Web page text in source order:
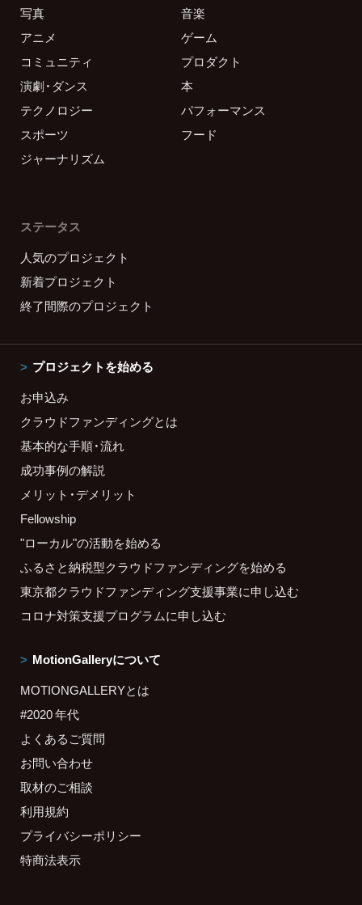
写真
音楽
アニメ
ゲーム
コミュニティ
プロダクト
演劇・ダンス
本
テクノロジー
パフォーマンス
スポーツ
フード
ジャーナリズム
ステータス
人気のプロジェクト
新着プロジェクト
終了間際のプロジェクト
プロジェクトを始める
お申込み
クラウドファンディングとは
基本的な手順・流れ
成功事例の解説
メリット・デメリット
Fellowship
"ローカル"の活動を始める
ふるさと納税型クラウドファンディングを始める
東京都クラウドファンディング支援事業に申し込む
コロナ対策支援プログラムに申し込む
MotionGalleryについて
MOTIONGALLERYとは
#2020 年代
よくあるご質問
お問い合わせ
取材のご相談
利用規約
プライバシーポリシー
特商法表示